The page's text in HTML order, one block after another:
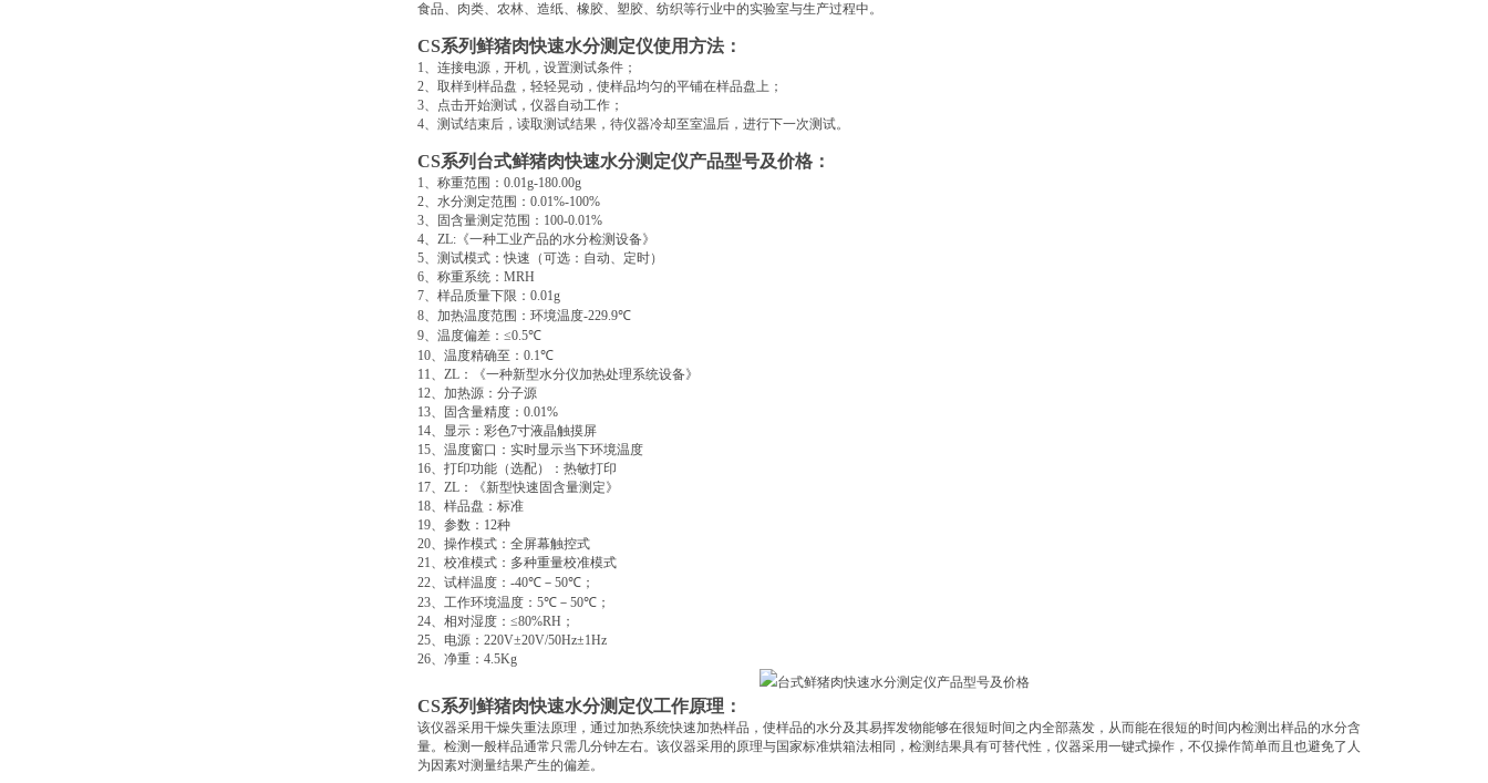
食品、肉类、农林、造纸、橡胶、塑胶、纺织等行业中的实验室与生产过程中。
CS系列鲜猪肉快速水分测定仪使用方法：
1、连接电源，开机，设置测试条件；
2、取样到样品盘，轻轻晃动，使样品均匀的平铺在样品盘上；
3、点击开始测试，仪器自动工作；
4、测试结束后，读取测试结果，待仪器冷却至室温后，进行下一次测试。
CS系列台式鲜猪肉快速水分测定仪产品型号及价格：
1、称重范围： 0.01g-180.00g
2、水分测定范围： 0.01%-100%
3、固含量测定范围： 100-0.01%
4、 ZL: 《一种工业产品的水分检测设备》
5、测试模式：快速（可选：自动、定时）
6、称重系统： MRH
7、样品质量下限： 0.01g
8、加热温度范围：环境温度-229.9℃
9、温度偏差： ≤0.5℃
10、温度精确至： 0.1℃
11、 ZL ：《一种新型水分仪加热处理系统设备》
12、加热源：分子源
13、固含量精度： 0.01%
14、显示：彩色7寸液晶触摸屏
15、温度窗口：实时显示当下环境温度
16、打印功能（选配）：热敏打印
17、 ZL ：《新型快速固含量测定》
18、样品盘：标准
19、参数： 12种
20、操作模式：全屏幕触控式
21、校准模式：多种重量校准模式
22、试样温度： -40℃ － 50℃ ；
23、工作环境温度： 5℃ － 50℃ ；
24、相对湿度： ≤80%RΗ ；
25、电源： 220V±20V/50Hz±1Hz
26、净重： 4.5Kg
CS系列鲜猪肉快速水分测定仪工作原理：
该仪器采用干燥失重法原理，通过加热系统快速加热样品，使样品的水分及其易挥发物能够在很短时间之内全部蒸发，从而能在很短的时间内检测出样品的水分含
量。检测一般样品通常只需几分钟左右。该仪器采用的原理与国家标准烘箱法相同，检测结果具有可替代性，仪器采用一键式操作，不仅操作简单而且也避免了人
为因素对测量结果产生的偏差。